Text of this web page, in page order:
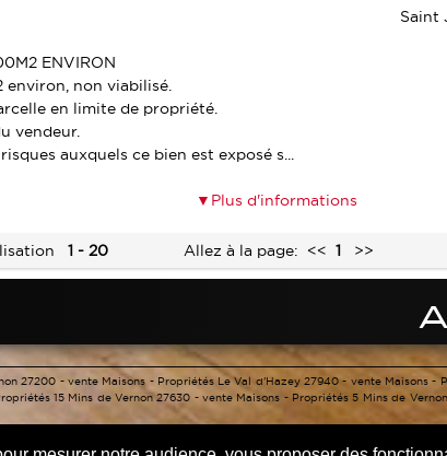
ENVIRON
non viabilisé.
en limite de propriété.
vendeur.
auxquels ce bien est exposé s...
Plus d'informations
Saint
1 - 20 Allez à la page: <<1 >>
27200 - vente Maisons - Propriétés Le Val d'Hazey 27940 - vente Maisons -
15 Mins de Vernon 27630 -vente Maisons - Propriétés 5 Mins de
Confidentialité des données HONORAIRES D'AGENCE